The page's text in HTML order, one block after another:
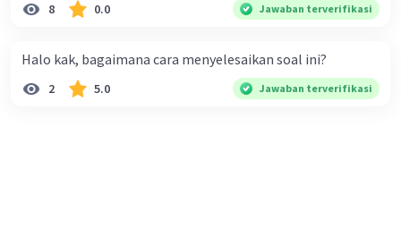
8 0.0 Jawaban terverifikasi
Halo kak, bagaimana cara menyelesaikan soal ini?
2 5.0 Jawaban terverifikasi